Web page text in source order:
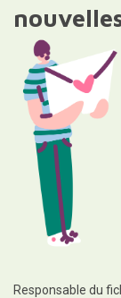
Responsable du